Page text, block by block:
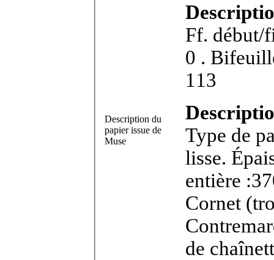
Description du
papier issue de
Muse
Ff. début/
0 . Bifeuillet in-8°. Dimensions feuillet : 182 x
113
Type de
lisse.
entière
Cornet
de